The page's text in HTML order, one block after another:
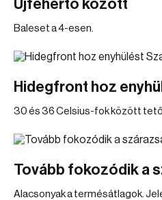
Újfehértó között
Baleset a 4-esen.
Hidegfront hoz
30 és 36 Celsius-fok között
Tovább fokozódik a
Alacsonyak a termésátlagok.